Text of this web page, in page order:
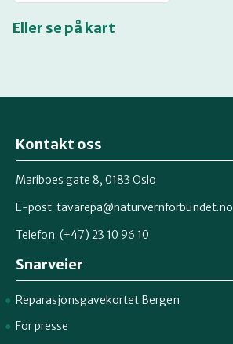
Retten til reparasjon
Eller se på kart
Kontakt oss
Mariboes gate 8, 0183 Oslo
E-post: tavarepa@naturvernforbundet.no
Telefon: (+47) 23 10 96 10
Snarveier
Reparasjonsgavekortet Bergen
For presse